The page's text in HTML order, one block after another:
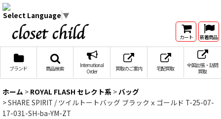
Select Language ▼
カート 新着商品
ブランド 商品検索
International
Order
買取のご案内 宅配買取
全国出張・訪問
買取
ホーム > ROYAL FLASH セレクト系 >バッグ
>SHARE SPIRIT / ツイルトートバッグ ブラックｘゴールド T-25-07-
17-031-SH-ba-YM-ZT